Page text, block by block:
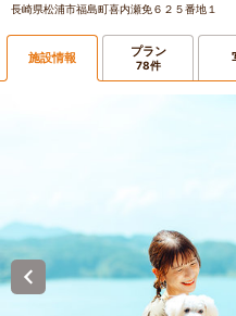
長崎県松浦市福島町喜内瀬免６２５番地１
施設情報 プラン
78件